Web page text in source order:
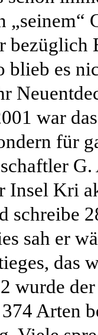
„seinem“
bezüglich
es
war
für
Insel Kri
schreibe
sah er
das
wurde
Arten